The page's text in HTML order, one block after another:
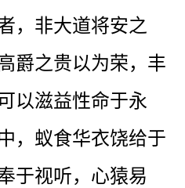
，非大道将安之
爵之贵以为荣，丰
以滋益性命于永
，蚁食华衣饶给于
于视听，心猿易